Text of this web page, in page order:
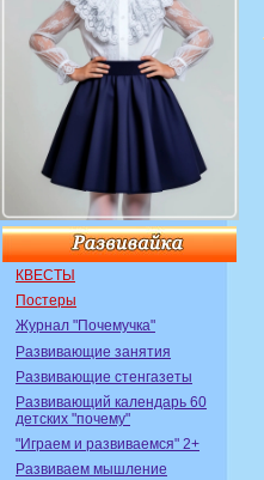
КВЕСТЫ
Постеры
Журнал "Почемучка"
Развивающие занятия
Развивающие стенгазеты
Развивающий календарь 60
детских "почему"
"Играем и развиваемся" 2+
Развиваем мышление